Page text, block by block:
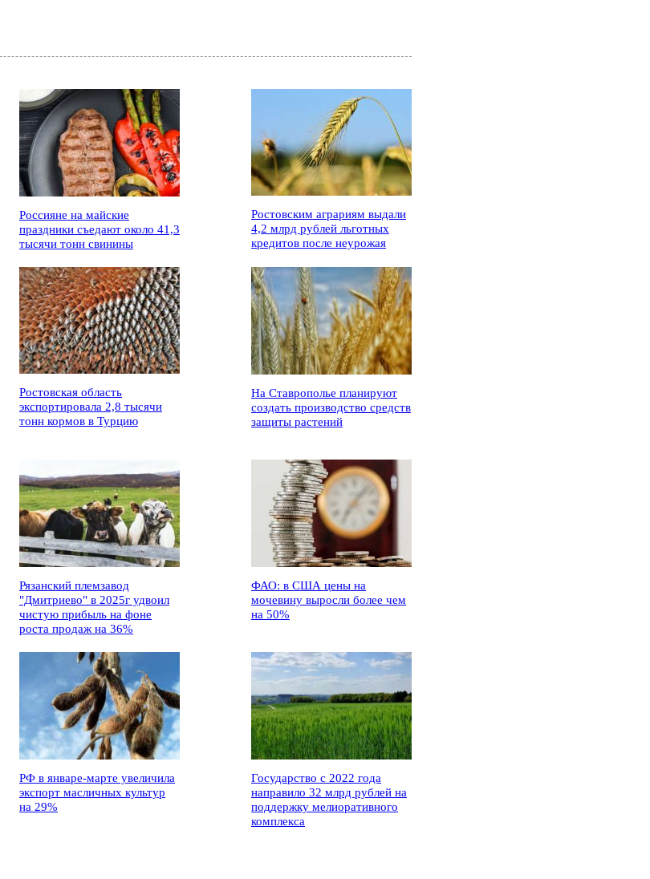
Россияне на майские
праздники съедают около 41,3
тысячи тонн свинины
Ростовским аграриям выдали
4,2 млрд рублей льготных
кредитов после неурожая
Ростовская область
экспортировала 2,8 тысячи
тонн кормов в Турцию
На Ставрополье планируют
создать производство средств
защиты растений
Рязанский племзавод
"Дмитриево" в 2025г удвоил
чистую прибыль на фоне
роста продаж на 36%
ФАО: в США цены на
мочевину выросли более чем
на 50%
РФ в январе-марте увеличила
экспорт масличных культур
на 29%
Государство с 2022 года
направило 32 млрд рублей на
поддержку мелиоративного
комплекса